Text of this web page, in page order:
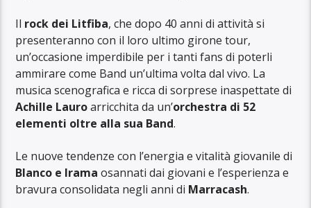
Il rock dei Litfiba, che dopo 40 anni di attività si
presenteranno con il loro ultimo girone tour,
un’occasione imperdibile per i tanti fans di poterli
ammirare come Band un’ultima volta dal vivo. La
musica scenografica e ricca di sorprese inaspettate di
Achille Lauroarricchita da un’orchestra di 52
elementi oltre alla sua Band.
Le nuove tendenze con l’energia e vitalità giovanile di
Blanco e Irama osannati dai giovani e l’esperienza e
bravura consolidata negli anni di Marracash.